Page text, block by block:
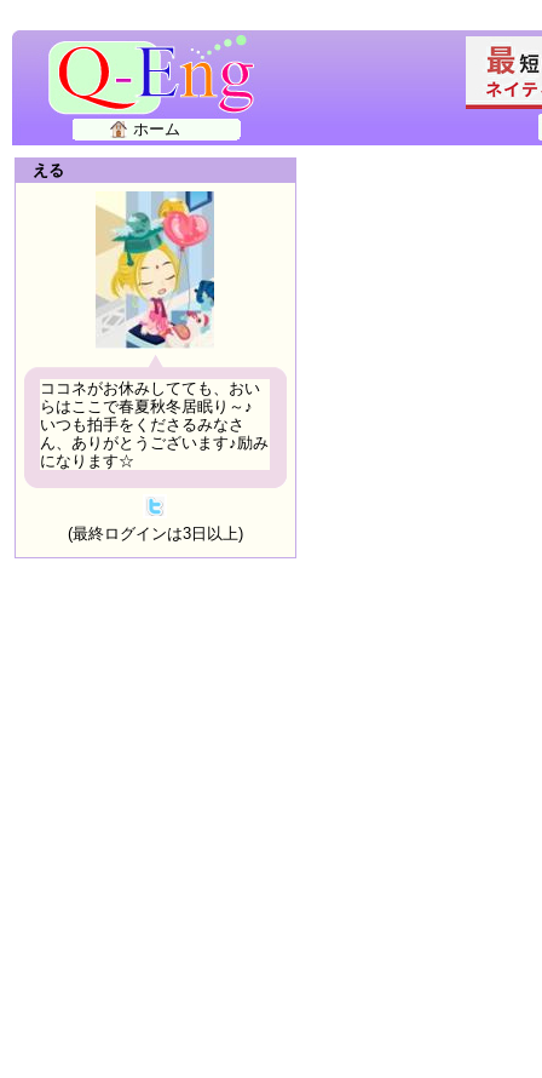
ホーム
える
ココネがお休みしてても、おい
らはここで春夏秋冬居眠り～♪
いつも拍手をくださるみなさ
ん、ありがとうございます♪励み
になります☆
(最終ログインは3日以上)